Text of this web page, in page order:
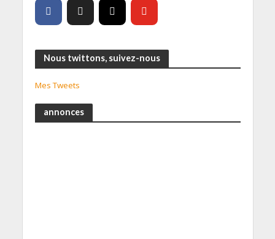
Nous twittons, suivez-nous
Mes Tweets
annonces